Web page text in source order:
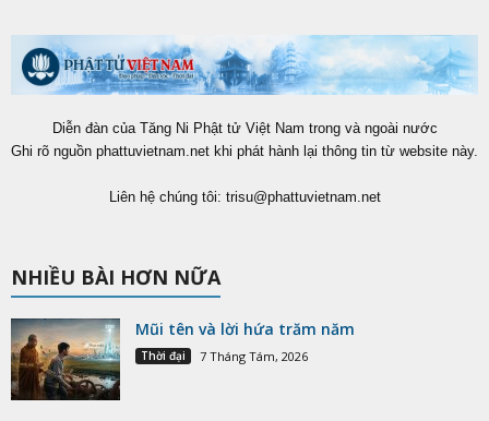
Diễn đàn của Tăng Ni Phật tử Việt Nam trong và ngoài nước
Ghi rõ nguồn phattuvietnam.net khi phát hành lại thông tin từ website này.
Liên hệ chúng tôi: trisu@phattuvietnam.net
NHIỀU BÀI HƠN NỮA
Mũi tên và lời hứa trăm năm
Thời đại 7 Tháng Tám, 2026